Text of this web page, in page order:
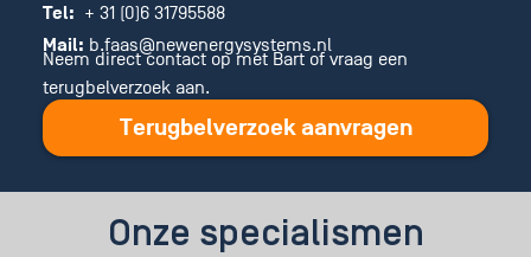
Tel: + 31 (0)6 31795588
Mail: b.faas@newenergysystems.nl
Neem direct contact op met Bart of vraag een
terugbelverzoek aan.
Terugbelverzoek aanvragen
Onze specialismen